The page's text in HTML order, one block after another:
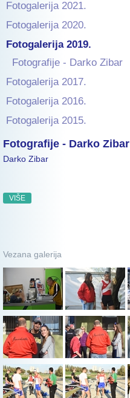
Fotogalerija 2021.
Fotogalerija 2020.
Fotogalerija 2019.
Fotografije ‑ Darko Zibar
Fotogalerija 2017.
Fotogalerija 2016.
Fotogalerija 2015.
Fotografije ‑ Darko Zibar
Darko Zibar
VIŠE
Vezana galerija